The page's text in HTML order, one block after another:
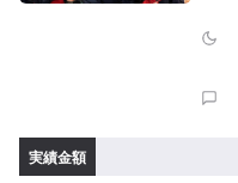
実績金額